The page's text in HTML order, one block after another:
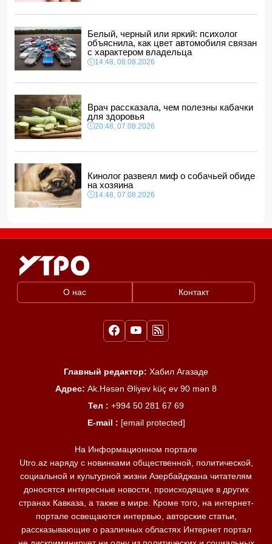
В Баку обнаружено и изъято около 30 кг наркотиков
Магдалена Гроно: Лидеры Азербайджана и Армении
открыли путь к прочному и необратимому миру
20:00, 08.08.2026
реализации проекта TRIPP
18:48, 08.08.2026
Белый, черный или яркий: психолог
объяснила, как цвет автомобиля связан
с характером владельца
14:48, 08.08.2026
Врач рассказала, чем полезны кабачки
для здоровья
20:48, 07.08.2026
Кинолог развеял миф о собачьей обиде
на хозяина
14:48, 07.08.2026
О нас Контакт
Главный редактор: Хабил Агазаде
Адрес: Ak.Həsən Əliyev küç ev 90 mən 8
Тел : +994 50 281 67 69
E-mail : [email protected]
На Информационном портале
Utro.az наряду с новинками общественной, политической,
социальной и культурной жизни Азербайджана читателям
доносятся интересные новости, происходящие в других
странах Кавказа, а также в мире. Кроме того, на интернет-
портале освещаются интервью, авторские статьи,
рассказывающие о различных областях Интернет портал